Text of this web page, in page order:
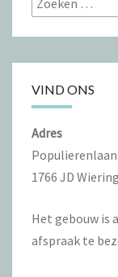
naar:
VIND ONS
Adres
Populierenlaan
1766 JD
Het gebouw is
afspraak te